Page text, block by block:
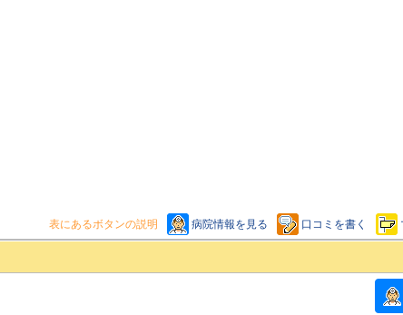
表にあるボタンの説明 病院情報を見る 口コミを書く